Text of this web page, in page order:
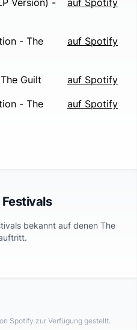
- The
auf Spotify
The Guilt
auf Spotify
- The
auf Spotify
bekannt auf denen The
Spotify zur Verfügung gestellt.